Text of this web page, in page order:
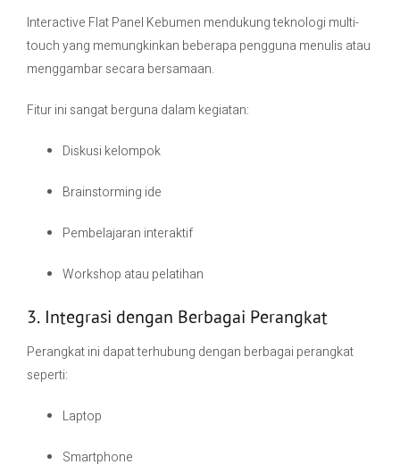
Interactive Flat Panel Kebumen mendukung teknologi multi-
touch yang memungkinkan beberapa pengguna menulis atau
menggambar secara bersamaan.
Fitur ini sangat berguna dalam kegiatan:
Diskusi kelompok
Brainstorming ide
Pembelajaran interaktif
Workshop atau pelatihan
3. Integrasi dengan Berbagai Perangkat
Perangkat ini dapat terhubung dengan berbagai perangkat
seperti:
Laptop
Smartphone